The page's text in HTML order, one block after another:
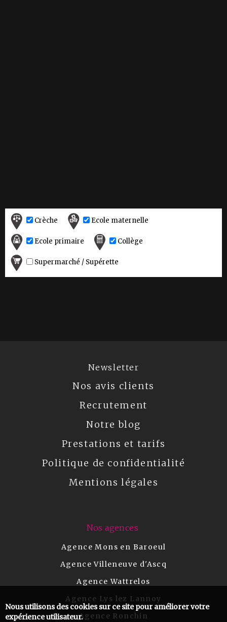
Crèche Ecole maternelle
Ecole primaire Collège
Supermarché / Supérette
Newsletter
Nos avis clients
Recrutement
Notre blog
Prestations et tarifs
Politique de confidentialité
Mentions légales
Nos agences
Agence Mons en Baroeul
Agence Villeneuve d'Ascq
Agence Wattrelos
Agence Lys lez Lannoy
Agence Ronchin
Nous utilisons des cookies sur ce site pour améliorer votre
expérience utilisateur.